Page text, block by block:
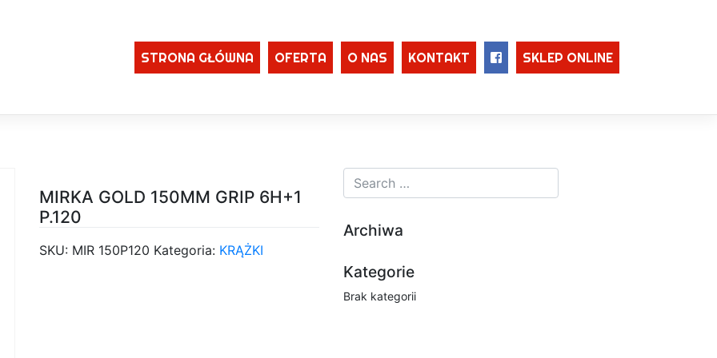
STRONA GŁÓWNA OFERTA O NAS KONTAKT SKLEP ONLINE
MIRKA GOLD 150MM GRIP 6H+1
P.120
SKU: MIR 150P120 Kategoria: KRĄŻKI
Archiwa
Kategorie
Brak kategorii